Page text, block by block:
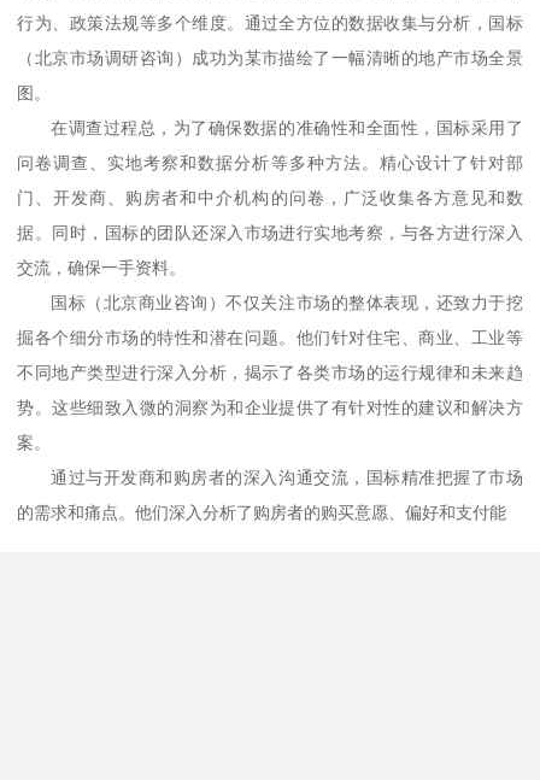
行为、政策法规等多个维度。通过全方位的数据收集与分析，国标
（北京市场调研咨询） 成功为某市描绘了一幅清晰的地产市场全景
图。
在调查过程总，为了确保数据的准确性和全面性，国标采用了
问卷调查、实地考察和数据分析等多种方法。精心设计了针对部
门、开发商、购房者和中介机构的问卷，广泛收集各方意见和数
据。同时，国标的团队还深入市场进行实地考察，与各方进行深入
交流，确保一手资料。
国标 （北京商业咨询）不仅关注市场的整体表现，还致力于挖
掘各个细分市场的特性和潜在问题。他们针对住宅、商业、工业等
不同地产类型进行深入分析，揭示了各类市场的运行规律和未来趋
势。这些细致入微的洞察为和企业提供了有针对性的建议和解决方
案。
通过与开发商和购房者的深入沟通交流，国标精准把握了市场
的需求和痛点。他们深入分析了购房者的购买意愿、偏好和支付能